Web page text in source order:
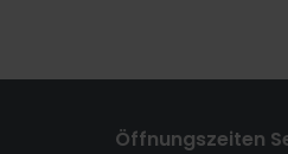
Öffnungszeiten